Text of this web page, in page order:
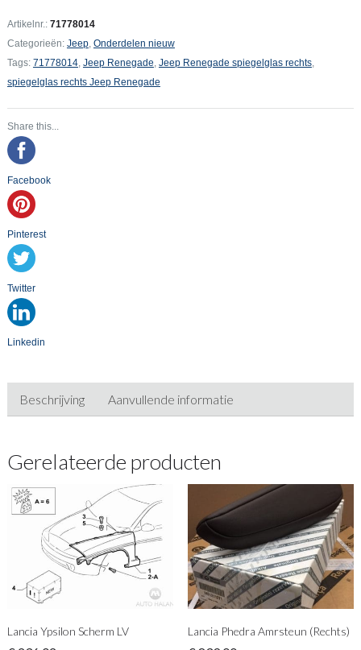
rechts
aantal
Artikelnr.: 71778014
Categorieën: Jeep, Onderdelen nieuw
Tags: 71778014, Jeep Renegade, Jeep Renegade spiegelglas rechts,
spiegelglas rechts Jeep Renegade
Share this...
Facebook
Pinterest
Twitter
Linkedin
Beschrijving Aanvullende informatie
Gerelateerde producten
Lancia Ypsilon Scherm LV Lancia Phedra Amrsteun (Rechts)